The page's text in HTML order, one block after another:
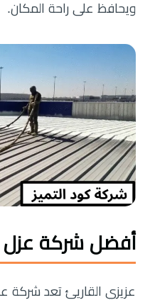
ويحافظ على راحة المكان.
أفضل شركة عزل
عزيزي القاريئ تعد شركة